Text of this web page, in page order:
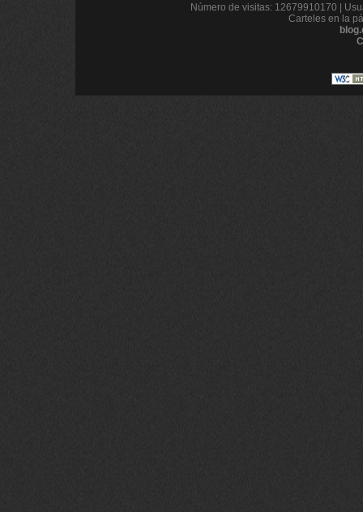
Número de visitas: 12679910170 |
Carteles en la